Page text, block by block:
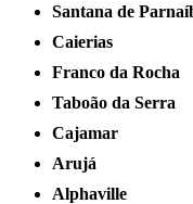
Santana de
Caierias
Franco da Rocha
Taboão da Serra
Cajamar
Arujá
Alphaville